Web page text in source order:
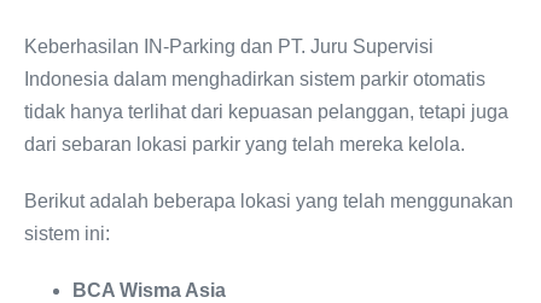
Keberhasilan IN-Parking dan PT. Juru Supervisi
Indonesia dalam menghadirkan sistem parkir otomatis
tidak hanya terlihat dari kepuasan pelanggan, tetapi juga
dari sebaran lokasi parkir yang telah mereka kelola.
Berikut adalah beberapa lokasi yang telah menggunakan
sistem ini:
BCA Wisma Asia